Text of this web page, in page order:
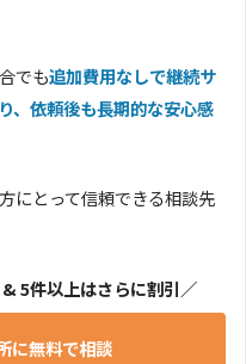
でも追加費用なしで継続サ
、依頼後も長期的な安心感
にとって信頼できる相談先
5件以上はさらに割引／
に無料で相談